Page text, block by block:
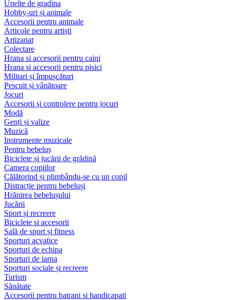
Unelte de gradina
Hobby-uri și animale
Accesorii pentru animale
Articole pentru artiști
Artizanat
Colectare
Hrana si accesorii pentru caini
Hrana si accesorii pentru pisici
Militari și împușcături
Pescuit și vânătoare
Jocuri
Accesorii și controlere pentru jocuri
Modă
Genți și valize
Muzică
Instrumente muzicale
Pentru bebeluș
Biciclete și jucării de grădină
Camera copiilor
Călătorind și plimbându-se cu un copil
Distracție pentru bebeluși
Hrănirea bebelușului
Jucării
Sport și recreere
Biciclete si accesorii
Sală de sport și fitness
Sporturi acvatice
Sporturi de echipa
Sporturi de iarna
Sporturi sociale și recreere
Turism
Sănătate
Accesorii pentru batrani si handicapati